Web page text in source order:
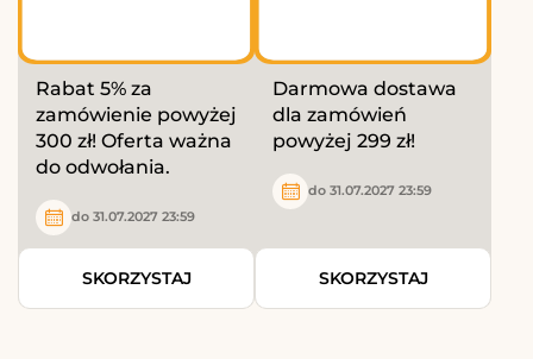
Rabat 5% za
zamówienie powyżej
300 zł! Oferta ważna
do odwołania.
do 31.07.2027 23:59
SKORZYSTAJ
Darmowa dostawa
dla zamówień
powyżej 299 zł!
do 31.07.2027 23:59
SKORZYSTAJ